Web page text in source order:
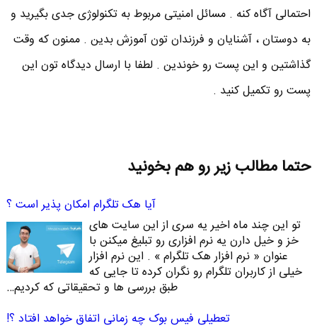
احتمالی آگاه کنه . مسائل امنیتی مربوط به تکنولوژی جدی بگیرید و
به دوستان ، آشنایان و فرزندان تون آموزش بدین . ممنون که وقت
گذاشتین و این پست رو خوندین . لطفا با ارسال دیدگاه تون این
پست رو تکمیل کنید .
حتما مطالب زیر رو هم بخونید
آیا هک تلگرام امکان پذیر است ؟
تو این چند ماه اخیر یه سری از این سایت های
خز و خیل دارن یه نرم افزاری رو تبلیغ میکنن با
عنوان « نرم افزار هک تلگرام » . این نرم افزار
خیلی از کاربران تلگرام رو نگران کرده تا جایی که
طبق بررسی ها و تحقیقاتی که کردیم…
تعطیلی فیس بوک چه زمانی اتفاق خواهد افتاد ؟!